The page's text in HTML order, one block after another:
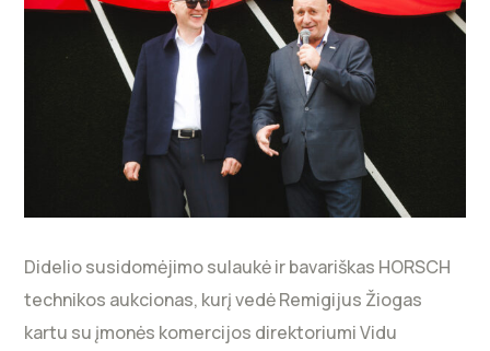
Didelio susidomėjimo sulaukė ir bavariškas HORSCH
technikos aukcionas, kurį vedė Remigijus Žiogas
kartu su įmonės komercijos direktoriumi Vidu